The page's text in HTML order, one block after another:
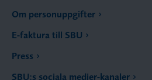
Om personuppgifter
E-faktura till SBU
Press
SBU:s sociala medier-kanaler